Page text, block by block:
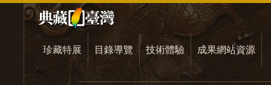
珍藏特展 目錄導覽 技術體驗 成果網站資源